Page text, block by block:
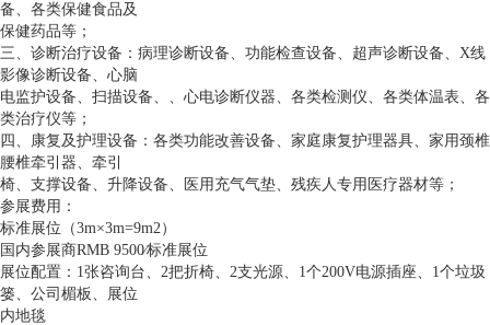
备、各类保健食品及
保健药品等；
三、诊断治疗设备：病理诊断设备、功能检查设备、超声诊断设备、X线
影像诊断设备、心脑
电监护设备、扫描设备、、心电诊断仪器、各类检测仪、各类体温表、各
类治疗仪等；
四、康复及护理设备：各类功能改善设备、家庭康复护理器具、家用颈椎
腰椎牵引器、牵引
椅、支撑设备、升降设备、医用充气气垫、残疾人专用医疗器材等；
参展费用：
标准展位（3m×3m=9m2）
国内参展商RMB 9500∕标准展位
展位配置：1张咨询台、2把折椅、2支光源、1个200V电源插座、1个垃圾
篓、公司楣板、展位
内地毯